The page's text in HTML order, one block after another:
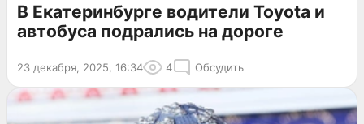
В Екатеринбурге водители Toyota и
автобуса подрались на дороге
23 декабря, 2025, 16:34 4 Обсудить